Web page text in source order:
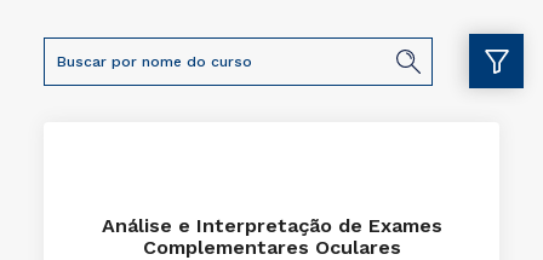
Análise e Interpretação de Exames
Complementares Oculares